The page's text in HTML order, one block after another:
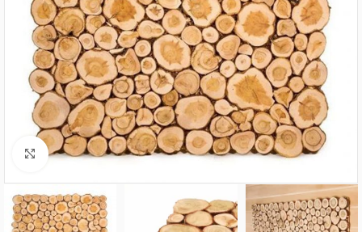
Нажмите, чтобы увеличить